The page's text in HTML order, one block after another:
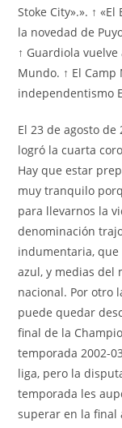
Stoke City».». ↑
la novedad de
↑ Guardiola
Mundo. ↑ El
independentismo
El 23 de agosto
logró la cuarta
Hay que estar
muy tranquilo
para llevarnos la
denominación
indumentaria, que
azul, y medias del
nacional. Por otro
puede quedar
final de la
temporada 2002-
liga, pero la
temporada les
superar en la final